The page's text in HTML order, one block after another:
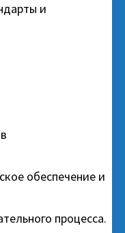
и
обеспечение и
процесса.